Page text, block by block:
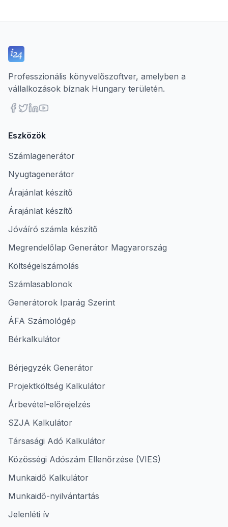
Professzionális könyvelőszoftver, amelyben a
vállalkozások bíznak Hungary területén.
Eszközök
Számlagenerátor
Nyugtagenerátor
Árajánlat készítő
Árajánlat készítő
Jóváíró számla készítő
Megrendelőlap Generátor Magyarország
Költségelszámolás
Számlasablonok
Generátorok Iparág Szerint
ÁFA Számológép
Bérkalkulátor
Bérjegyzék Generátor
Projektköltség Kalkulátor
Árbevétel-előrejelzés
SZJA Kalkulátor
Társasági Adó Kalkulátor
Közösségi Adószám Ellenőrzése (VIES)
Munkaidő Kalkulátor
Munkaidő-nyilvántartás
Jelenléti ív